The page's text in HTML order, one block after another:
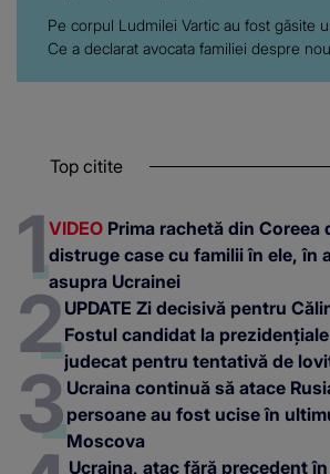
Pe corpul Ludmilei Vartic au fost găsite
Ce a declarat avocata familiei despre
Top citite
VIDEO Prima rachetă din Coreea
distruge case cu familii în ele, în
asupra Ucrainei
UPDATE Zi decisivă pentru
Fostul candidat la
judecat pentru tentativă de
Ucraina continuă să atace
persoane au fost ucise în
Moscova
Ucraina, atac fără precedent